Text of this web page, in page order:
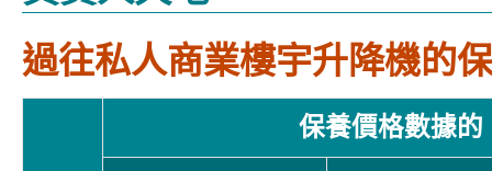
過往私人商業樓宇升降機的
保養價格數據的